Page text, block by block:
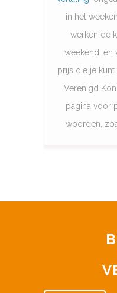
in het
werken de
weekend, en
prijs die je
Verenigd
pagina voor
woorden,